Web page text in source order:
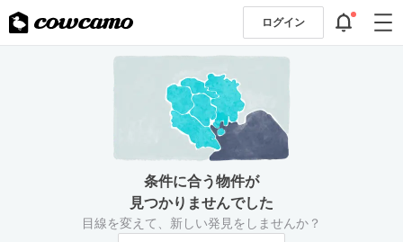
ログイン
条件に合う物件が
見つかりませんでした
目線を変えて、新しい発見をしませんか？